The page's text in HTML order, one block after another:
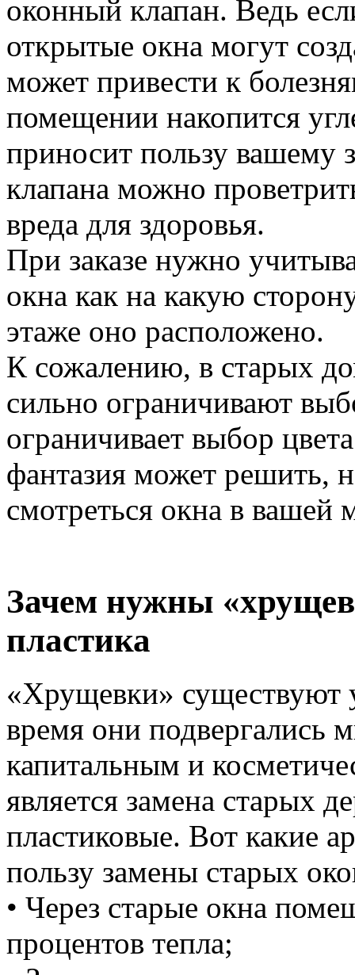
оконный клапан. Ведь
открытые окна могут
может привести к
помещении накопится
приносит пользу
клапана можно
вреда для здоровья.
При заказе нужно
окна как на какую
этаже оно расположено.
К сожалению, в старых
сильно ограничивают
ограничивает выбор
фантазия может решить,
смотреться окна в вашей
Зачем нужны
пластика
«Хрущевки» существуют
время они подвергались
капитальным и
является замена старых
пластиковые. Вот какие
пользу замены старых
• Через старые окна
процентов тепла;